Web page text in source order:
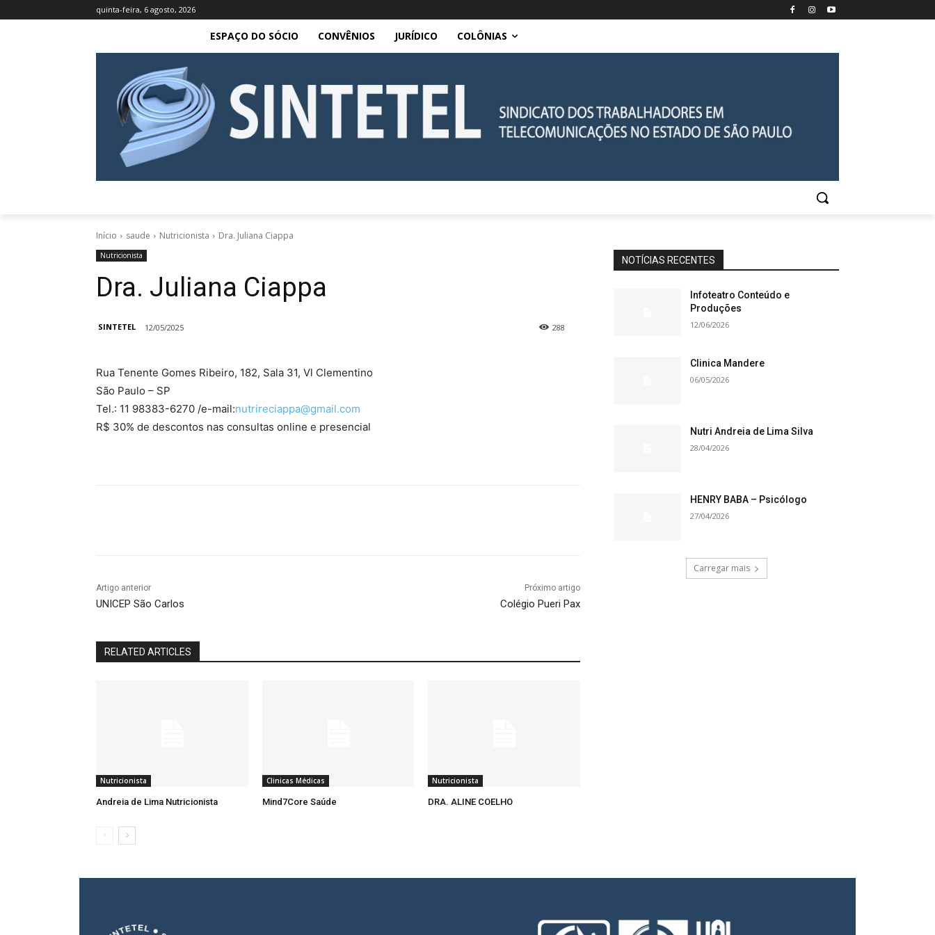
quinta-feira, 6 agosto, 2026
ESPAÇO DO SÓCIO CONVÊNIOS JURÍDICO COLÔNIAS
Início saude Nutricionista Dra. Juliana Ciappa
Nutricionista
Dra. Juliana Ciappa
SINTETEL 12/05/2025 288
Rua Tenente Gomes Ribeiro, 182, Sala 31, Vl Clementino
São Paulo – SP
Tel.: 11 98383-6270 /e-mail:nutrireciappa@gmail.com
R$ 30% de descontos nas consultas online e presencial
Artigo anterior
UNICEP São Carlos
Próximo artigo
Colégio Pueri Pax
RELATED ARTICLES
Nutricionista
Andreia de Lima Nutricionista
Clinicas Médicas
Mind7Core Saúde
Nutricionista
DRA. ALINE COELHO
NOTÍCIAS RECENTES
Infoteatro Conteúdo e
Produções
12/06/2026
Clinica Mandere
06/05/2026
Nutri Andreia de Lima Silva
28/04/2026
HENRY BABA – Psicólogo
27/04/2026
Carregar mais